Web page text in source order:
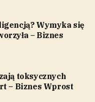
Wymyka się
– Biznes
toksycznych
– Biznes Wprost